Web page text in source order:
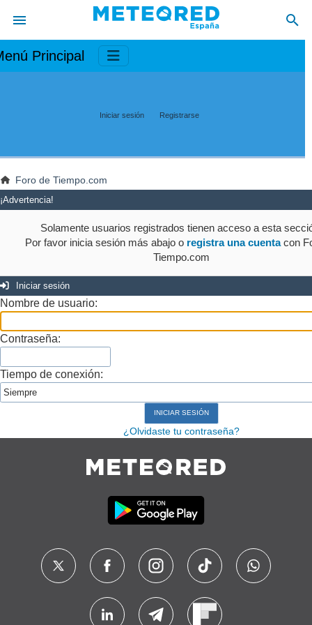
Principal
Iniciar sesión Registrarse
Foro de Tiempo.com
¡Advertencia!
Solamente usuarios registrados tienen acceso a esta
Por favor inicia sesión más abajo o registra una cuentacon
Tiempo.com
Iniciar sesión
Nombre de usuario:
Contraseña:
Tiempo de conexión:
¿Olvidaste tu contraseña?